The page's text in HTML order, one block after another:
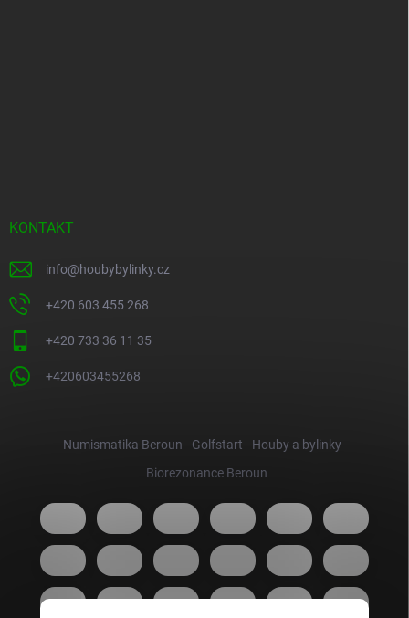
KONTAKT
info@houbybylinky.cz
+420 603 455 268
+420 733 36 11 35
+420603455268
Numismatika Beroun Golfstart
Houby a bylinky
Biorezonance Beroun